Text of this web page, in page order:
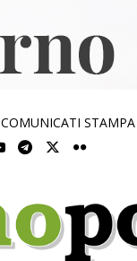
COMUNICATI STAMPA